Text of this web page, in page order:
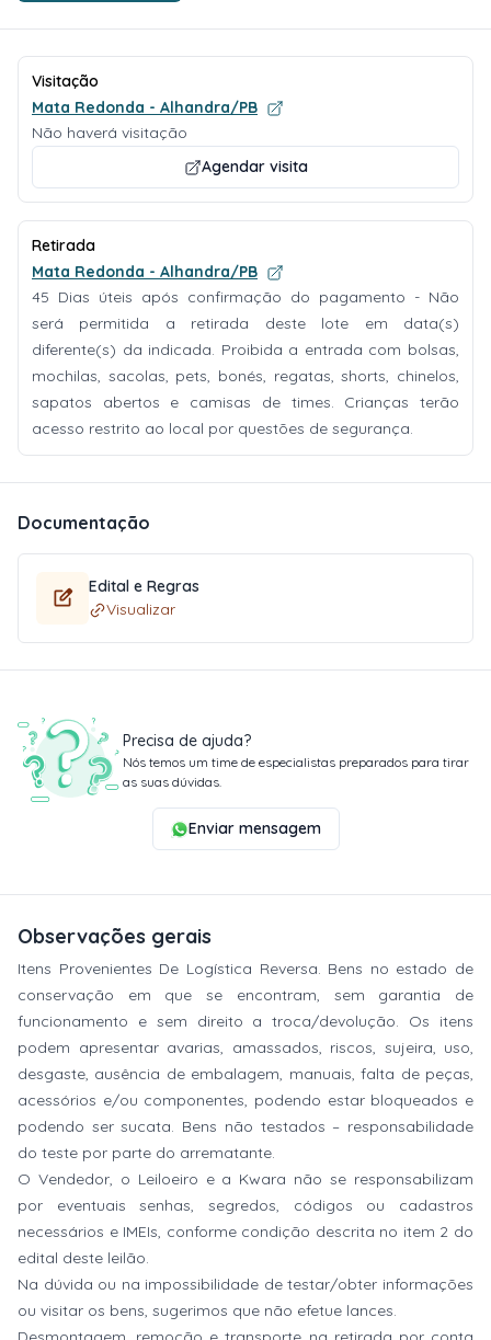
Visitação
Mata Redonda - Alhandra/PB
Não haverá visitação
Agendar visita
Retirada
Mata Redonda - Alhandra/PB
45 Dias úteis após confirmação do pagamento - Não
será permitida a retirada deste lote em data(s)
diferente(s) da indicada. Proibida a entrada com bolsas,
mochilas, sacolas, pets, bonés, regatas, shorts, chinelos,
sapatos abertos e camisas de times. Crianças terão
acesso restrito ao local por questões de segurança.
Documentação
Edital e Regras
Visualizar
Precisa de ajuda?
Nós temos um time de especialistas preparados para tirar
as suas dúvidas.
Enviar mensagem
Observações gerais
Itens Provenientes De Logística Reversa. Bens no estado de
conservação em que se encontram, sem garantia de
funcionamento e sem direito a troca/devolução. Os itens
podem apresentar avarias, amassados, riscos, sujeira, uso,
desgaste, ausência de embalagem, manuais, falta de peças,
acessórios e/ou componentes, podendo estar bloqueados e
podendo ser sucata. Bens não testados – responsabilidade
do teste por parte do arrematante.
O Vendedor, o Leiloeiro e a Kwara não se responsabilizam
por eventuais senhas, segredos, códigos ou cadastros
necessários e IMEIs, conforme condição descrita no item 2 do
edital deste leilão.
Na dúvida ou na impossibilidade de testar/obter informações
ou visitar os bens, sugerimos que não efetue lances.